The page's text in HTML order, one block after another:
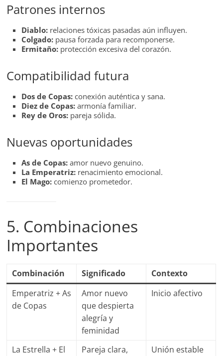
Patrones internos
Diablo: relaciones tóxicas pasadas aún influyen.
Colgado: pausa forzada para recomponerse.
Ermitaño: protección excesiva del corazón.
Compatibilidad futura
Dos de Copas: conexión auténtica y sana.
Diez de Copas: armonía familiar.
Rey de Oros: pareja sólida.
Nuevas oportunidades
As de Copas: amor nuevo genuino.
La Emperatriz: renacimiento emocional.
El Mago: comienzo prometedor.
5. Combinaciones
Importantes
Combinación Significado
Contexto
Emperatriz + As
de Copas
Amor nuevo
que despierta
alegría y
feminidad
Inicio afectivo
La Estrella + El
Pareja clara,
Unión estable